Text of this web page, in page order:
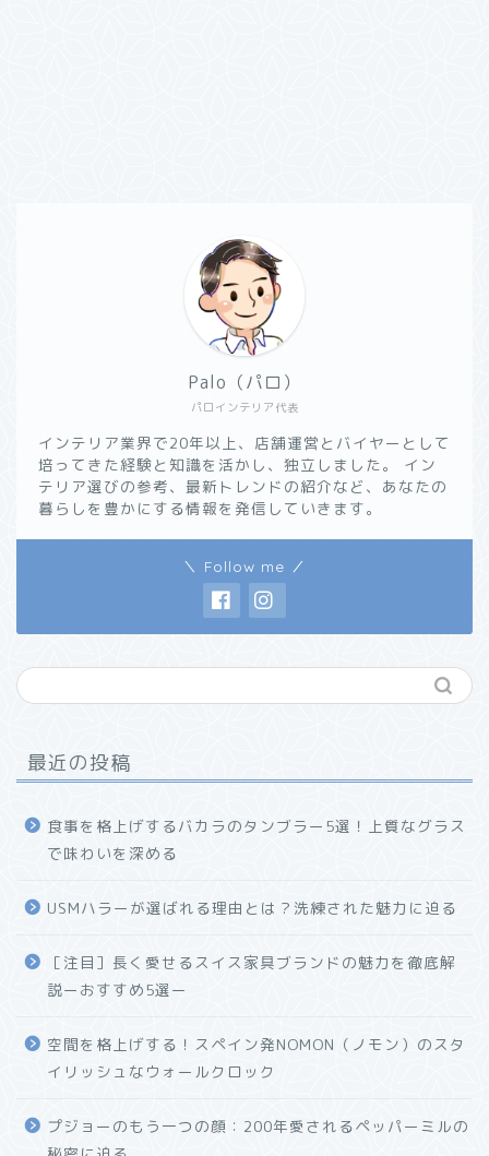
パロインテリア代表
Palo（パロ）
インテリア業界で20年以上、店舗運営とバイヤーとして
培ってきた経験と知識を活かし、独立しました。 イン
テリア選びの参考、最新トレンドの紹介など、あなたの
暮らしを豊かにする情報を発信していきます。
＼ Follow me ／
最近の投稿
食事を格上げするバカラのタンブラー5選！上質なグラス
で味わいを深める
USMハラーが選ばれる理由とは？洗練された魅力に迫る
［注目］長く愛せるスイス家具ブランドの魅力を徹底解
説ーおすすめ5選ー
空間を格上げする！スペイン発NOMON（ノモン）のスタ
イリッシュなウォールクロック
プジョーのもう一つの顔：200年愛されるペッパーミルの